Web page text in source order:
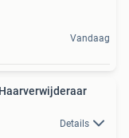
Vandaag
Details